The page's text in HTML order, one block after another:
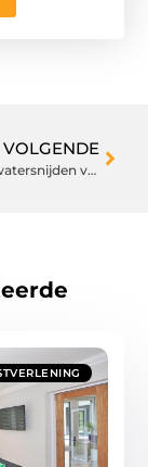
VOLGENDE
Laat uw RVS watersnijden voor een mooi resultaat